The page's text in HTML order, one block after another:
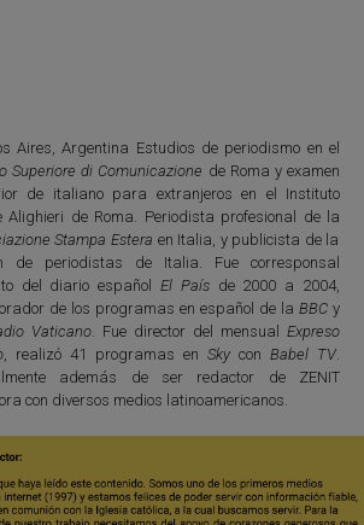
Aires, Argentina Estudios de periodismo en el
Superiore di Comunicazione de Roma y examen
de italiano para extranjeros en el Instituto
Alighieri de Roma. Periodista profesional de la
Stampa Estera en Italia, y publicista de la
de periodistas de Italia. Fue corresponsal
del diario españolEl Paísde 2000 a 2004,
de los programas en español de la BBCy
Vaticano. Fue director del mensualExpreso
, realizó 41 programas en Skycon Babel TV
además de ser redactor de ZENIT
con diversos medios latinoamericanos.